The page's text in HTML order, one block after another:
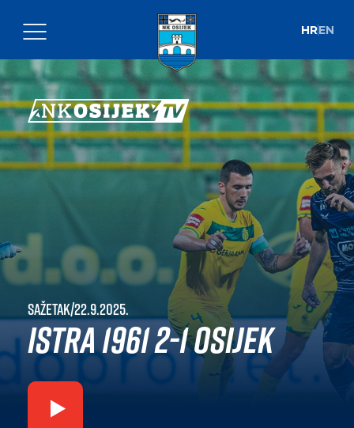
HREN
Sažetak|22.9.2025.
Istra 1961 2-1 Osijek